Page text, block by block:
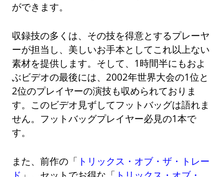
ができます。
収録技の多くは、その技を得意とするプレーヤ
ーが担当し、美しいお手本としてこれ以上ない
素材を提供します。そして、1時間半にもおよ
ぶビデオの最後には、2002年世界大会の1位と
2位のプレイヤーの演技も収められておりま
す。このビデオ見ずしてフットバッグは語れま
せん。フットバッグプレイヤー必見の1本で
す。
また、前作の「 トリックス・オブ・ザ・トレー